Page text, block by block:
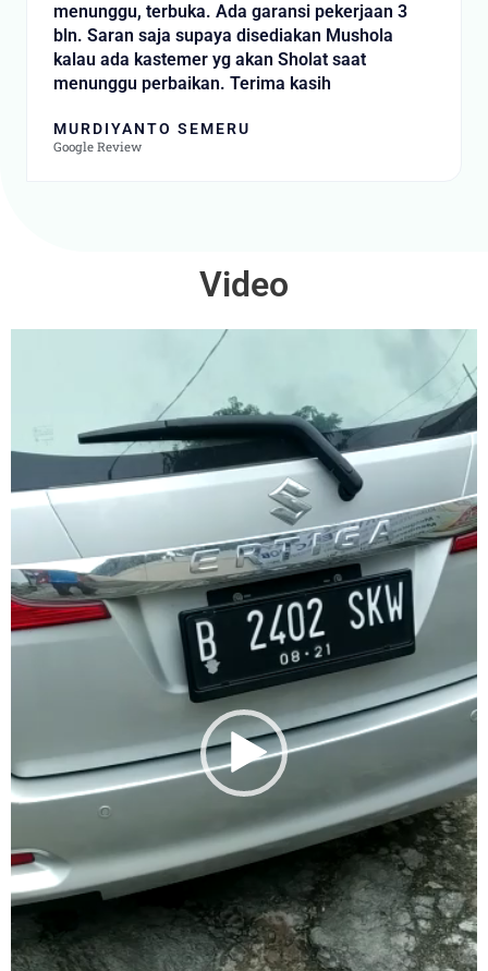
menunggu, terbuka. Ada garansi pekerjaan 3
bln. Saran saja supaya disediakan Mushola
kalau ada kastemer yg akan Sholat saat
menunggu perbaikan. Terima kasih
MURDIYANTO SEMERU
Google Review
Video